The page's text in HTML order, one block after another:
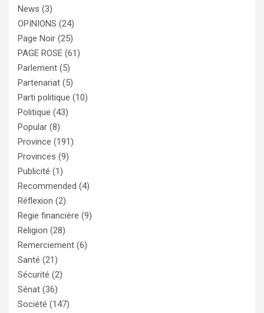
News (3)
OPINIONS (24)
Page Noir (25)
PAGE ROSE (61)
Parlement (5)
Partenariat (5)
Parti politique (10)
Politique (43)
Popular (8)
Province (191)
Provinces (9)
Publicité (1)
Recommended (4)
Réflexion (2)
Regie financière (9)
Religion (28)
Remerciement (6)
Santé (21)
Sécurité (2)
Sénat (36)
Société (147)